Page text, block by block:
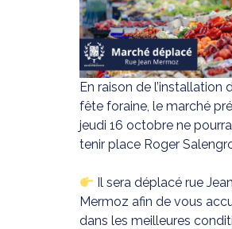
En raison de l’installation
fête foraine, le marché
jeudi 16 octobre ne
tenir place Roger
Il sera déplacé rue Jean
Mermoz afin de vous
dans les meilleures